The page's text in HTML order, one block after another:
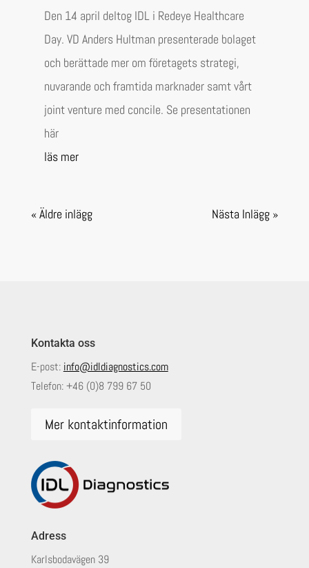
Den 14 april deltog IDL i Redeye Healthcare
Day. VD Anders Hultman presenterade bolaget
och berättade mer om företagets strategi,
nuvarande och framtida marknader samt vårt
joint venture med concile. Se presentationen
här
läs mer
« Äldre inlägg Nästa Inlägg »
Kontakta oss
E-post: info@idldiagnostics.com
Telefon:+46 (0)8 799 67 50
Mer kontaktinformation
Adress
Karlsbodavägen 39